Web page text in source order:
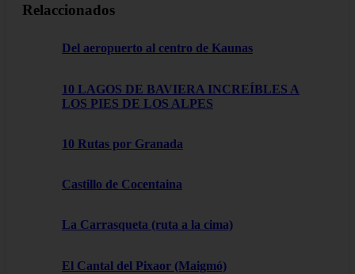
Relaccionados
Del aeropuerto al centro de Kaunas
10 LAGOS DE BAVIERA INCREÍBLES A
LOS PIES DE LOS ALPES
10 Rutas por Granada
Castillo de Cocentaina
La Carrasqueta (ruta a la cima)
El Cantal del Pixaor (Maigmó)